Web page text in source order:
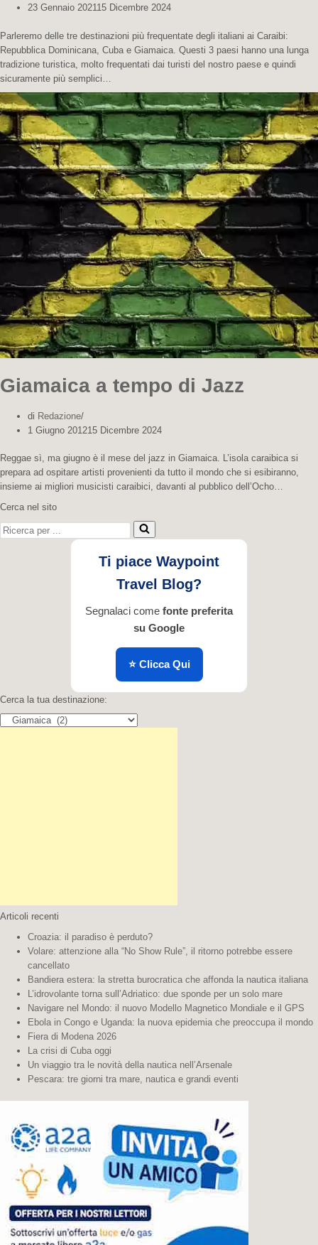
23 Gennaio 202115 Dicembre 2024
Parleremo delle tre destinazioni più frequentate degli italiani ai Caraibi:
Repubblica Dominicana, Cuba e Giamaica. Questi 3 paesi hanno una lunga
tradizione turistica, molto frequentati dai turisti del nostro paese e quindi
sicuramente più semplici…
Giamaica a tempo di Jazz
di Redazione
1 Giugno 201215 Dicembre 2024
Reggae sì, ma giugno è il mese del jazz in Giamaica. L’isola caraibica si
prepara ad ospitare artisti provenienti da tutto il mondo che si esibiranno,
insieme ai migliori musicisti caraibici, davanti al pubblico dell’Ocho…
Cerca nel sito
Ricerca per ...
Ti piace Waypoint
Travel Blog?
Segnalaci come fonte preferita
su Google
⭐ Clicca Qui
Cerca la tua destinazione:
Cerca la tua destinazione:
Articoli recenti
Croazia: il paradiso è perduto?
Volare: attenzione alla “No Show Rule”, il ritorno potrebbe essere
cancellato
Bandiera estera: la stretta burocratica che affonda la nautica italiana
L’idrovolante torna sull’Adriatico: due sponde per un solo mare
Navigare nel Mondo: il nuovo Modello Magnetico Mondiale e il GPS
Ebola in Congo e Uganda: la nuova epidemia che preoccupa il mondo
Fiera di Modena 2026
La crisi di Cuba oggi
Un viaggio tra le novità della nautica nell’Arsenale
Pescara: tre giorni tra mare, nautica e grandi eventi